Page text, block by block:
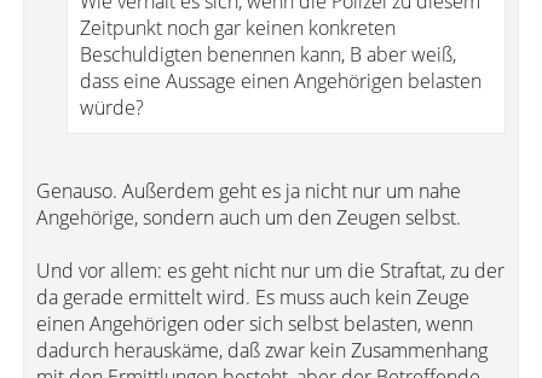
Zeitpunkt noch gar keinen konkreten
Beschuldigten benennen kann, B aber weiß,
dass eine Aussage einen Angehörigen belasten
würde?
Genauso. Außerdem geht es ja nicht nur um nahe
Angehörige, sondern auch um den Zeugen selbst.
Und vor allem: es geht nicht nur um die Straftat, zu der
da gerade ermittelt wird. Es muss auch kein Zeuge
einen Angehörigen oder sich selbst belasten, wenn
dadurch herauskäme, daß zwar kein Zusammenhang